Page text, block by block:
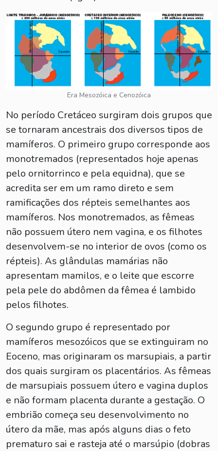
Era Mesozóica e Cenozóica
No período Cretáceo surgiram dois grupos que
se tornaram ancestrais dos diversos tipos de
mamíferos. O primeiro grupo corresponde aos
monotremados (representados hoje apenas
pelo ornitorrinco e pela equidna), que se
acredita ser em um ramo direto e sem
ramificações dos répteis semelhantes aos
mamíferos. Nos monotremados, as fêmeas
não possuem útero nem vagina, e os filhotes
desenvolvem-se no interior de ovos (como os
répteis). As glândulas mamárias não
apresentam mamilos, e o leite que escorre
pela pele do abdômen da fêmea é lambido
pelos filhotes.
O segundo grupo é representado por
mamíferos mesozóicos que se extinguiram no
Eoceno, mas originaram os marsupiais, a partir
dos quais surgiram os placentários. As fêmeas
de marsupiais possuem útero e vagina duplos
e não formam placenta durante a gestação. O
embrião começa seu desenvolvimento no
útero da mãe, mas após alguns dias o feto
prematuro sai e rasteja até o marsúpio (dobras